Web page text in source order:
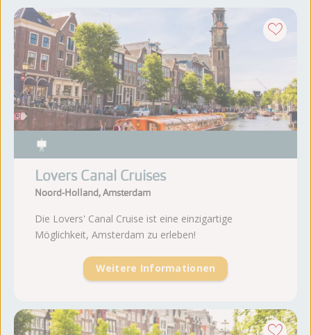
Lovers Canal Cruises
Noord-Holland, Amsterdam
Die Lovers' Canal Cruise ist eine einzigartige
Möglichkeit, Amsterdam zu erleben!
Weitere Informationen